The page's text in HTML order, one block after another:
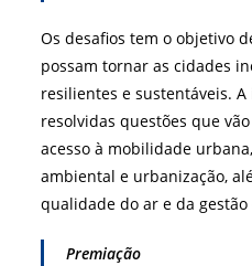
Os desafios tem o objetivo
possam tornar as cidades
resilientes e sustentáveis.
resolvidas questões que
acesso à mobilidade
ambiental e urbanização,
qualidade do ar e da
Premiação